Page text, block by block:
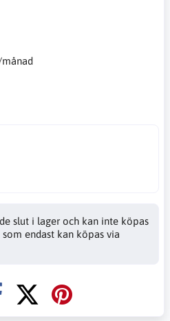
slut i lager och kan inte köpas
endast kan köpas via